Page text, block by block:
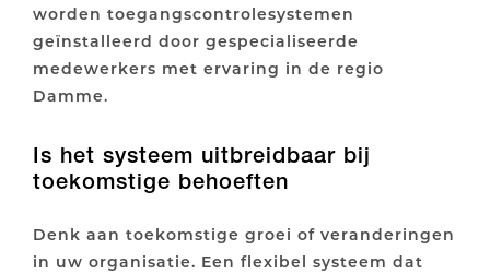
worden toegangscontrolesystemen
geïnstalleerd door gespecialiseerde
medewerkers met ervaring in de regio
Damme.
Is het systeem uitbreidbaar bij
toekomstige behoeften
Denk aan toekomstige groei of veranderingen
in uw organisatie. Een flexibel systeem dat